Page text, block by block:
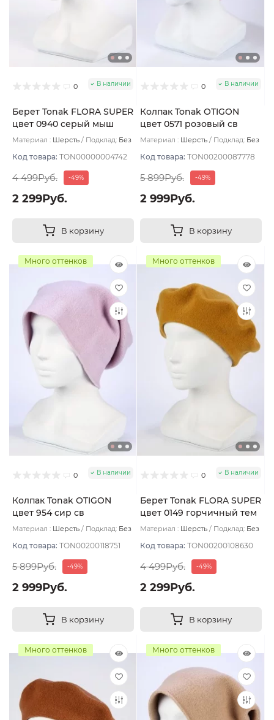
0 В наличии
Берет Tonak FLORA SUPER
цвет 0940 серый мыш
Материал : Шерсть Подклад: Без
Код товара: TON00000004742
4 499Руб. -49%
2 299Руб.
В корзину
0 В наличии
Колпак Tonak OTIGON
цвет 0571 розовый св
Материал : Шерсть Подклад: Без
Код товара: TON00200087778
5 899Руб. -49%
2 999Руб.
В корзину
Много оттенков
0 В наличии
Колпак Tonak OTIGON
цвет 954 сир св
Материал : Шерсть Подклад: Без
Код товара: TON00200118751
5 899Руб. -49%
2 999Руб.
В корзину
Много оттенков
0 В наличии
Берет Tonak FLORA SUPER
цвет 0149 горчичный тем
Материал : Шерсть Подклад: Без
Код товара: TON00200108630
4 499Руб. -49%
2 299Руб.
В корзину
Много оттенков Много оттенков